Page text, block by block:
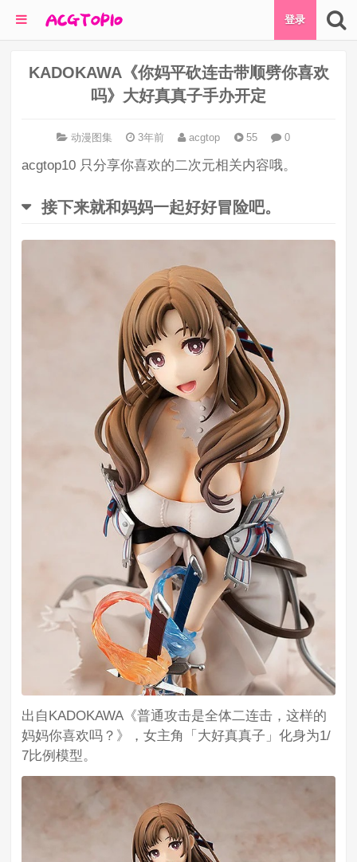
登录
KADOKAWA《你妈平砍连击带顺劈你喜欢
吗》大好真真子手办开定
动漫图集 3年前 acgtop 55 0
acgtop10 只分享你喜欢的二次元相关内容哦。
接下来就和妈妈一起好好冒险吧。
出自KADOKAWA《普通攻击是全体二连击，这样的
妈妈你喜欢吗？》，女主角「大好真真子」化身为1/
7比例模型。